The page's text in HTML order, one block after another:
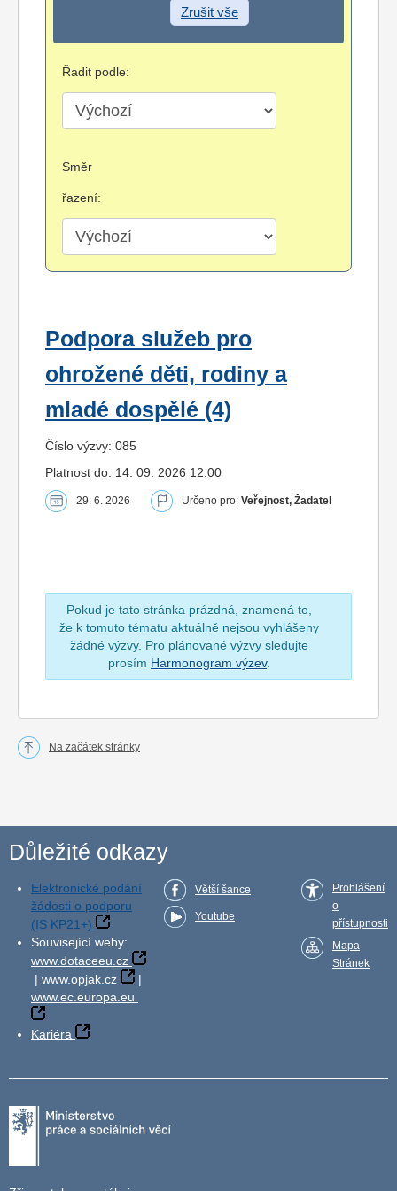
Zrušit vše
Řadit podle:
Směr
řazení:
Podpora služeb pro
ohrožené děti, rodiny a
mladé dospělé (4)
Číslo výzvy: 085
Platnost do: 14. 09. 2026 12:00
29. 6. 2026 Určeno pro: Veřejnost, Žadatel
Pokud je tato stránka prázdná, znamená to,
že k tomuto tématu aktuálně nejsou vyhlášeny
žádné výzvy. Pro plánované výzvy sledujte
prosím Harmonogram výzev.
Na začátek stránky
Důležité odkazy
Elektronické podání
žádosti o podporu
(IS KP21+)
Související weby:
www.dotaceeu.cz
| www.opjak.cz
|
www.ec.europa.eu
Kariéra
Větší šance
Youtube
Prohlášení
o
přístupnosti
Mapa
Stránek